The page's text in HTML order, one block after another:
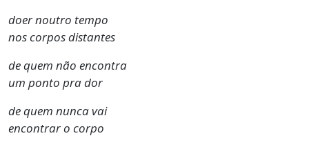
doer noutro tempo
nos corpos distantes
de quem não encontra
um ponto pra dor
de quem nunca vai
encontrar o corpo